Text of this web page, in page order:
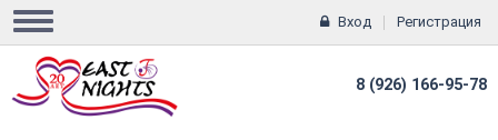
Вход Регистрация
8 (926) 166-95-78